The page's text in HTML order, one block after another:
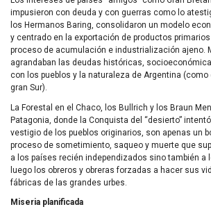
impusieron con deuda y con guerras como lo
los Hermanos Baring, consolidaron un modelo
y centrado en la exportación de productos
proceso de acumulación e industrialización ajeno.
agrandaban las deudas históricas,
con los pueblos y la naturaleza de Argentina (como
gran Sur).
La Forestal en el Chaco, los Bullrich y los Braun
Patagonia, donde la Conquista del “desierto”
vestigio de los pueblos originarios, son apenas un
proceso de sometimiento, saqueo y muerte que
a los países recién independizados sino también a
luego los obreros y obreras forzadas a hacer sus
fábricas de las grandes urbes.
Miseria planificada